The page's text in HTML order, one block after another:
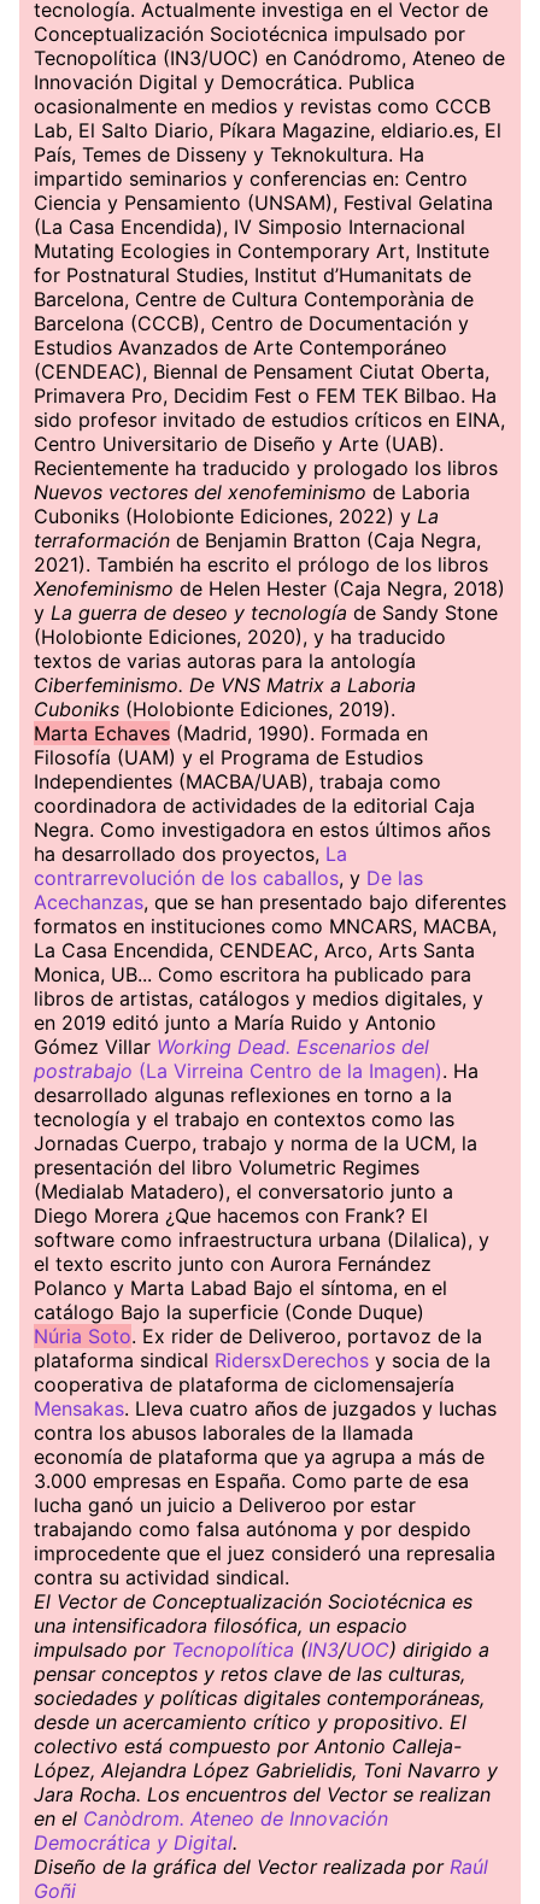
tecnología. Actualmente investiga en el Vector de
Conceptualización Sociotécnica impulsado por
Tecnopolítica (IN3/UOC) en Canódromo, Ateneo de
Innovación Digital y Democrática. Publica
ocasionalmente en medios y revistas como CCCB
Lab, El Salto Diario, Píkara Magazine, eldiario.es, El
País, Temes de Disseny y Teknokultura. Ha
impartido seminarios y conferencias en: Centro
Ciencia y Pensamiento (UNSAM), Festival Gelatina
(La Casa Encendida), IV Simposio Internacional
Mutating Ecologies in Contemporary Art, Institute
for Postnatural Studies, Institut d’Humanitats de
Barcelona, Centre de Cultura Contemporània de
Barcelona (CCCB), Centro de Documentación y
Estudios Avanzados de Arte Contemporáneo
(CENDEAC), Biennal de Pensament Ciutat Oberta,
Primavera Pro, Decidim Fest o FEM TEK Bilbao. Ha
sido profesor invitado de estudios críticos en EINA,
Centro Universitario de Diseño y Arte (UAB).
Recientemente ha traducido y prologado los libros
Nuevos vectores del xenofeminismo de Laboria
Cuboniks (Holobionte Ediciones, 2022) y La
terraformación de Benjamin Bratton (Caja Negra,
2021). También ha escrito el prólogo de los libros
Xenofeminismo de Helen Hester (Caja Negra, 2018)
y La guerra de deseo y tecnología de Sandy Stone
(Holobionte Ediciones, 2020), y ha traducido
textos de varias autoras para la antología
Ciberfeminismo. De VNS Matrix a Laboria
Cuboniks (Holobionte Ediciones, 2019).
Marta Echaves (Madrid, 1990). Formada en
Filosofía (UAM) y el Programa de Estudios
Independientes (MACBA/UAB), trabaja como
coordinadora de actividades de la editorial Caja
Negra. Como investigadora en estos últimos años
ha desarrollado dos proyectos, La
contrarrevolución de los caballos, y De las
Acechanzas, que se han presentado bajo diferentes
formatos en instituciones como MNCARS, MACBA,
La Casa Encendida, CENDEAC, Arco, Arts Santa
Monica, UB... Como escritora ha publicado para
libros de artistas, catálogos y medios digitales, y
en 2019 editó junto a María Ruido y Antonio
Gómez Villar Working Dead. Escenarios del
postrabajo (La Virreina Centro de la Imagen). Ha
desarrollado algunas reflexiones en torno a la
tecnología y el trabajo en contextos como las
Jornadas Cuerpo, trabajo y norma de la UCM, la
presentación del libro Volumetric Regimes
(Medialab Matadero), el conversatorio junto a
Diego Morera ¿Que hacemos con Frank? El
software como infraestructura urbana (Dilalica), y
el texto escrito junto con Aurora Fernández
Polanco y Marta Labad Bajo el síntoma, en el
catálogo Bajo la superficie (Conde Duque)
Núria Soto. Ex rider de Deliveroo, portavoz de la
plataforma sindical RidersxDerechos y socia de la
cooperativa de plataforma de ciclomensajería
Mensakas. Lleva cuatro años de juzgados y luchas
contra los abusos laborales de la llamada
economía de plataforma que ya agrupa a más de
3.000 empresas en España. Como parte de esa
lucha ganó un juicio a Deliveroo por estar
trabajando como falsa autónoma y por despido
improcedente que el juez consideró una represalia
contra su actividad sindical.
El Vector de Conceptualización Sociotécnica es
una intensificadora filosófica, un espacio
impulsado por Tecnopolítica (IN3/UOC) dirigido a
pensar conceptos y retos clave de las culturas,
sociedades y políticas digitales contemporáneas,
desde un acercamiento crítico y propositivo. El
colectivo está compuesto por Antonio Calleja-
López, Alejandra López Gabrielidis, Toni Navarro y
Jara Rocha. Los encuentros del Vector se realizan
en el Canòdrom. Ateneo de Innovación
Democrática y Digital.
Diseño de la gráfica del Vector realizada por Raúl
Goñi